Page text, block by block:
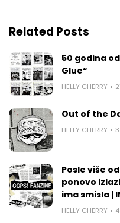
Related Posts
50 godina
Glue“
HELLY CHERRY
Out of the
HELLY CHERRY
Posle više
ponovo
ima smisla |
HELLY CHERRY